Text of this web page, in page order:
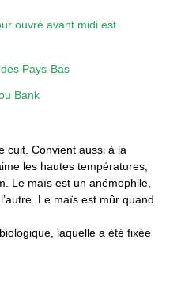
ouvré avant midi est
Pays-Bas
Bank
cuit. Convient aussi à la
les hautes températures,
Le maïs est un anémophile,
Le maïs est mûr quand
laquelle a été fixée